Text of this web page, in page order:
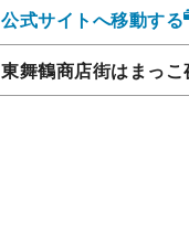
公式サイトへ移動する
東舞鶴商店街はまっ